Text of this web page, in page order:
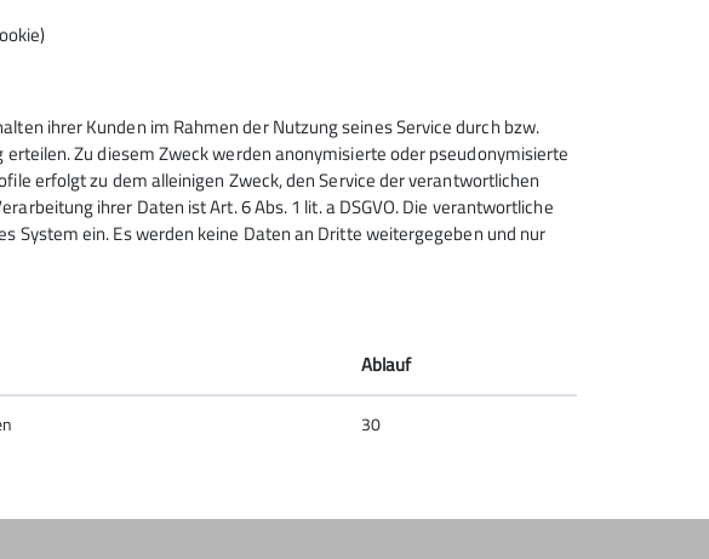
Sektion Heilbronn des
Deutschen Alpenvereins e.V.
Lichtenbergerstr. 17
74076 Heilbronn
Kontakt
ihrer Kunden im Rahmen der Nutzung seines Service durch bzw.
Zu diesem Zweck werden anonymisierte oder pseudonymisierte
erfolgt zu dem alleinigen Zweck, den Service der verantwortlichen
ihrer Daten ist Art. 6 Abs. 1 lit. a DSGVO. Die verantwortliche
System ein. Es werden keine Daten an Dritte weitergegeben und nur
Ablauf
30